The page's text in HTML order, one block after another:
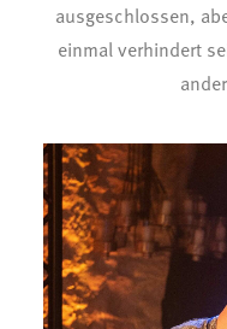
ausgeschlossen,
einmal verhindert